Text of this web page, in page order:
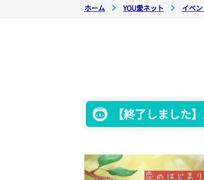
ホーム YOU愛ネット イベン
【終了しました